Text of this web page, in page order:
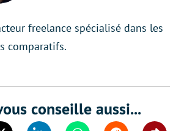
freelance spécialisé dans les
comparatifs.
conseille aussi...